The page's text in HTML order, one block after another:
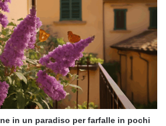
in un paradiso per farfalle in pochi